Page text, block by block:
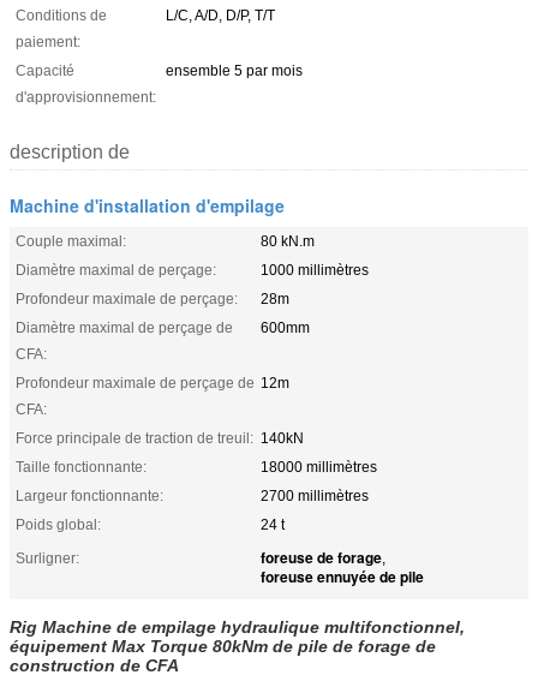
Conditions de
paiement:
L/C, A/D, D/P, T/T
Capacité
d'approvisionnement:
ensemble 5 par mois
description de
Machine d'installation d'empilage
Couple maximal:
80 kN.m
Diamètre maximal de perçage:
1000 millimètres
Profondeur maximale de perçage:
28m
Diamètre maximal de perçage de
CFA:
600mm
Profondeur maximale de perçage de
CFA:
12m
Force principale de traction de treuil: 140kN
Taille fonctionnante:
18000 millimètres
Largeur fonctionnante:
2700 millimètres
Poids global:
24 t
Surligner:
foreuse de forage,
foreuse ennuyée de pile
Rig Machine de empilage hydraulique multifonctionnel,
équipement Max Torque 80kNm de pile de forage de
construction de CFA